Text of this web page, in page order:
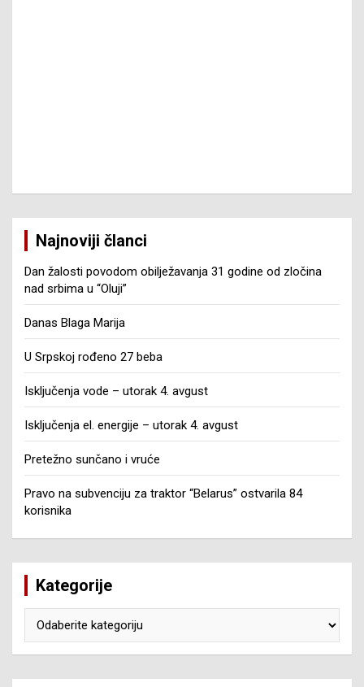
Najnoviji članci
Dan žalosti povodom obilježavanja 31 godine od zločina
nad srbima u “Oluji”
Danas Blaga Marija
U Srpskoj rođeno 27 beba
Isključenja vode – utorak 4. avgust
Isključenja el. energije – utorak 4. avgust
Pretežno sunčano i vruće
Pravo na subvenciju za traktor “Belarus” ostvarila 84
korisnika
Kategorije